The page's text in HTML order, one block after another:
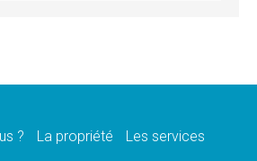
? La propriété
Les services